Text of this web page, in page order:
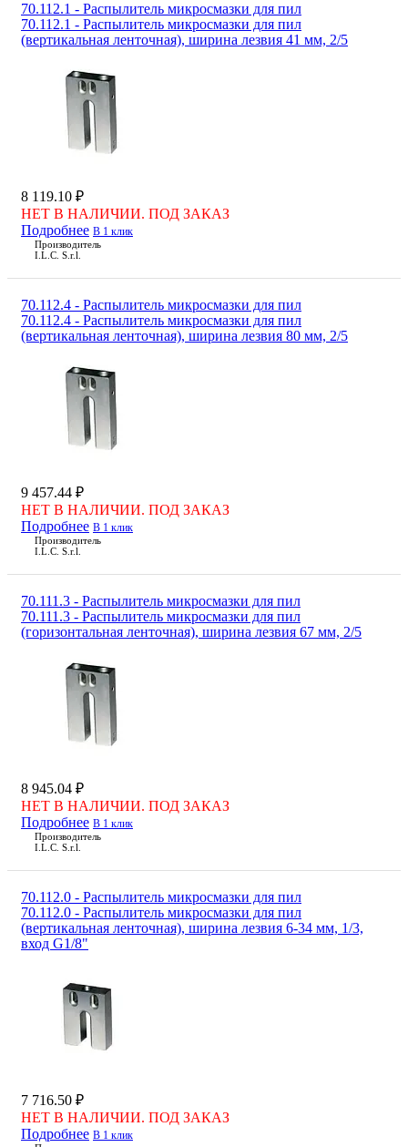
70.112.1 - Распылитель микросмазки для пил
70.112.1 - Распылитель микросмазки для пил
(вертикальная ленточная), ширина лезвия 41 мм, 2/5
8 119.10 ₽
НЕТ В НАЛИЧИИ. ПОД ЗАКАЗ
Подробнее В 1 клик
Производитель
I.L.C. S.r.l.
70.112.4 - Распылитель микросмазки для пил
70.112.4 - Распылитель микросмазки для пил
(вертикальная ленточная), ширина лезвия 80 мм, 2/5
9 457.44 ₽
НЕТ В НАЛИЧИИ. ПОД ЗАКАЗ
Подробнее В 1 клик
Производитель
I.L.C. S.r.l.
70.111.3 - Распылитель микросмазки для пил
70.111.3 - Распылитель микросмазки для пил
(горизонтальная ленточная), ширина лезвия 67 мм, 2/5
8 945.04 ₽
НЕТ В НАЛИЧИИ. ПОД ЗАКАЗ
Подробнее В 1 клик
Производитель
I.L.C. S.r.l.
70.112.0 - Распылитель микросмазки для пил
70.112.0 - Распылитель микросмазки для пил
(вертикальная ленточная), ширина лезвия 6-34 мм, 1/3,
вход G1/8"
7 716.50 ₽
НЕТ В НАЛИЧИИ. ПОД ЗАКАЗ
Подробнее В 1 клик